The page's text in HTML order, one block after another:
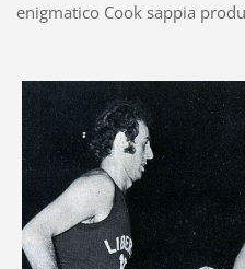
enigmatico Cook sappia